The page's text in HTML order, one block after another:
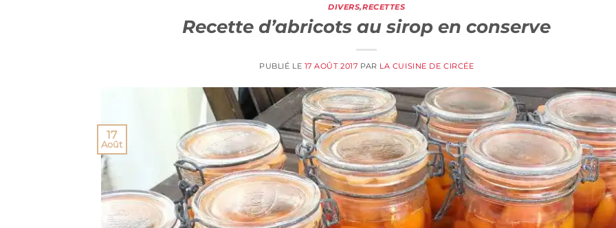
DIVERS,RECETTES
Recette d’abricots au sirop en conserve
PUBLIÉ LE 17 AOÛT 2017 PAR LA CUISINE DE CIRCÉE
17
Août